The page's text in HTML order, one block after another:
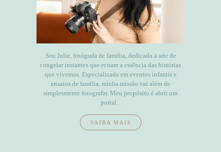
Sou Julie, fotógrafa de família, dedicada à arte de
congelar instantes que ecoam a essência das histórias
que vivemos. Especializada em eventos infantis e
ensaios de família, minha missão vai além de
simplesmente fotografar. Meu propósito é abrir um
portal...
SAIBA MAIS